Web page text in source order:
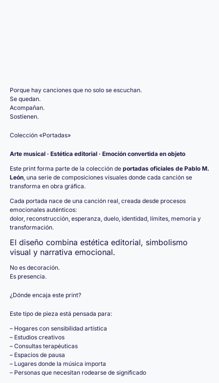
Porque hay canciones que no solo se escuchan.
Se quedan.
Acompañan.
Sostienen.
Colección «Portadas»
Arte musical · Estética editorial · Emoción convertida en objeto
Este print forma parte de la colección de portadas oficiales de Pablo M.
León, una serie de composiciones visuales donde cada canción se
transforma en obra gráfica.
Cada portada nace de una canción real, creada desde procesos
emocionales auténticos:
dolor, reconstrucción, esperanza, duelo, identidad, límites, memoria y
transformación.
El diseño combina estética editorial, simbolismo
visual y narrativa emocional.
No es decoración.
Es presencia.
¿Dónde encaja este print?
Este tipo de pieza está pensada para:
– Hogares con sensibilidad artística
– Estudios creativos
– Consultas terapéuticas
– Espacios de pausa
– Lugares donde la música importa
– Personas que necesitan rodearse de significado